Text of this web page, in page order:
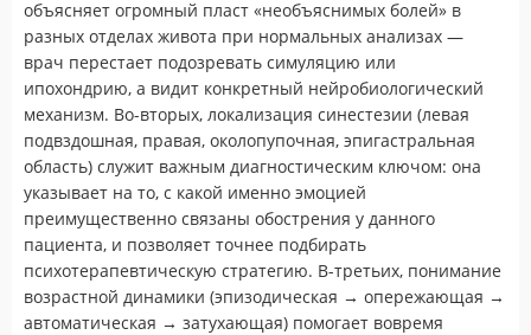
объясняет огромный пласт «необъяснимых болей» в
разных отделах живота при нормальных анализах —
врач перестает подозревать симуляцию или
ипохондрию, а видит конкретный нейробиологический
механизм. Во-вторых, локализация синестезии (левая
подвздошная, правая, околопупочная, эпигастральная
область) служит важным диагностическим ключом: она
указывает на то, с какой именно эмоцией
преимущественно связаны обострения у данного
пациента, и позволяет точнее подбирать
психотерапевтическую стратегию. В-третьих, понимание
возрастной динамики (эпизодическая → опережающая →
автоматическая → затухающая) помогает вовремя